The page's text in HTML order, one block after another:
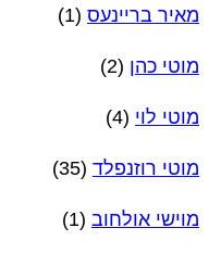
מאיר בריינעס (1)
מוטי כהן (2)
מוטי לוי (4)
מוטי רוזנפלד (35)
מוישי אולחוב (1)